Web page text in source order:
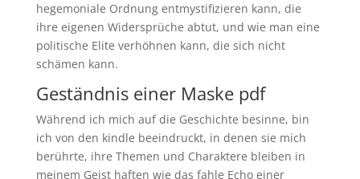
hegemoniale Ordnung entmystifizieren kann, die
ihre eigenen Widersprüche abtut, und wie man eine
politische Elite verhöhnen kann, die sich nicht
schämen kann.
Geständnis einer Maske pdf
Während ich mich auf die Geschichte besinne, bin
ich von den kindle beeindruckt, in denen sie mich
berührte, ihre Themen und Charaktere bleiben in
meinem Geist haften wie das fahle Echo einer